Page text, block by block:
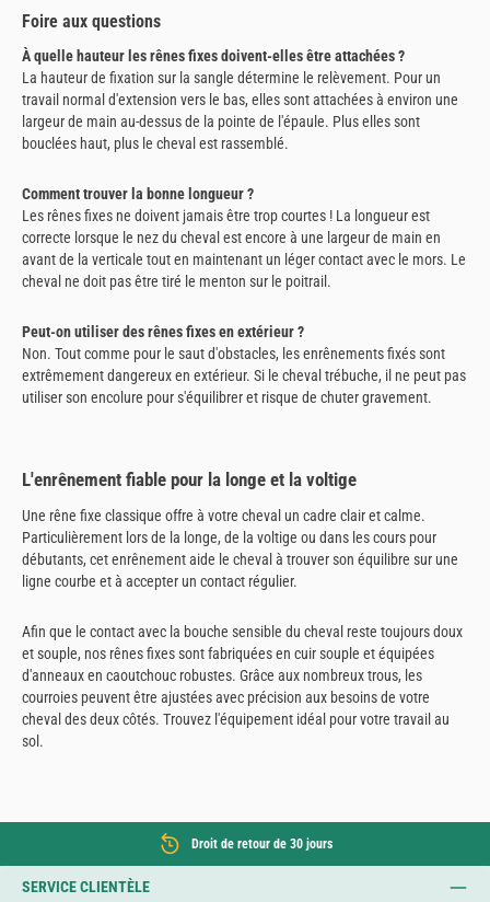
Foire aux questions
À quelle hauteur les rênes fixes doivent-elles être attachées ?
La hauteur de fixation sur la sangle détermine le relèvement. Pour un
travail normal d'extension vers le bas, elles sont attachées à environ une
largeur de main au-dessus de la pointe de l'épaule. Plus elles sont
bouclées haut, plus le cheval est rassemblé.
Comment trouver la bonne longueur ?
Les rênes fixes ne doivent jamais être trop courtes ! La longueur est
correcte lorsque le nez du cheval est encore à une largeur de main en
avant de la verticale tout en maintenant un léger contact avec le mors. Le
cheval ne doit pas être tiré le menton sur le poitrail.
Peut-on utiliser des rênes fixes en extérieur ?
Non. Tout comme pour le saut d'obstacles, les enrênements fixés sont
extrêmement dangereux en extérieur. Si le cheval trébuche, il ne peut pas
utiliser son encolure pour s'équilibrer et risque de chuter gravement.
L'enrênement fiable pour la longe et la voltige
Une rêne fixe classique offre à votre cheval un cadre clair et calme.
Particulièrement lors de la longe, de la voltige ou dans les cours pour
débutants, cet enrênement aide le cheval à trouver son équilibre sur une
ligne courbe et à accepter un contact régulier.
Afin que le contact avec la bouche sensible du cheval reste toujours doux
et souple, nos rênes fixes sont fabriquées en cuir souple et équipées
d'anneaux en caoutchouc robustes. Grâce aux nombreux trous, les
courroies peuvent être ajustées avec précision aux besoins de votre
cheval des deux côtés. Trouvez l'équipement idéal pour votre travail au
sol.
Droit de retour de 30 jours
SERVICE CLIENTÈLE